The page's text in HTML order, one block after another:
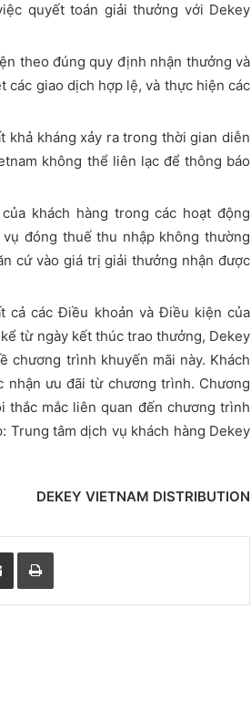
quyết toán giải thưởng với Dekey
theo đúng quy định nhận thưởng và
giao dịch hợp lệ, và thực hiện các
khả kháng xảy ra trong thời gian diễn
không thể liên lạc để thông báo
khách hàng trong các hoạt động
đóng thuế thu nhập không thường
cứ vào giá trị giải thưởng nhận được
cả các Điều khoản và Điều kiện của
từ ngày kết thúc trao thưởng, Dekey
chương trình khuyến mãi này. Khách
ưu đãi từ chương trình. Chương
mắc liên quan đến chương trình
Trung tâm dịch vụ khách hàng Dekey
DEKEY VIETNAM DISTRIBUTION
Chia sẻ qua email In